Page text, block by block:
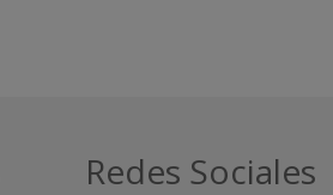
Redes Sociales